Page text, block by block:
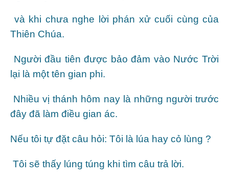
và khi chưa nghe lời phán xử cuối cùng của
Thiên Chúa.
Người đầu tiên được bảo đảm vào Nước Trời
lại là một tên gian phi.
Nhiều vị thánh hôm nay là những người trước
đây đã làm điều gian ác.
Nếu tôi tự đặt câu hỏi: Tôi là lúa hay cỏ lùng ?
Tôi sẽ thấy lúng túng khi tìm câu trả lời.